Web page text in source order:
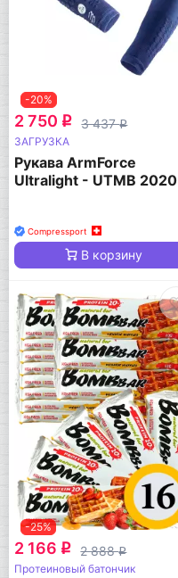
-20%
2 750 q 3 437q
ЗАГРУЗКА
Рукава ArmForce
Ultralight - UTMB 2020
Compressport
В корзину
-25%
2 166 q 2 888q
Протеиновый батончик